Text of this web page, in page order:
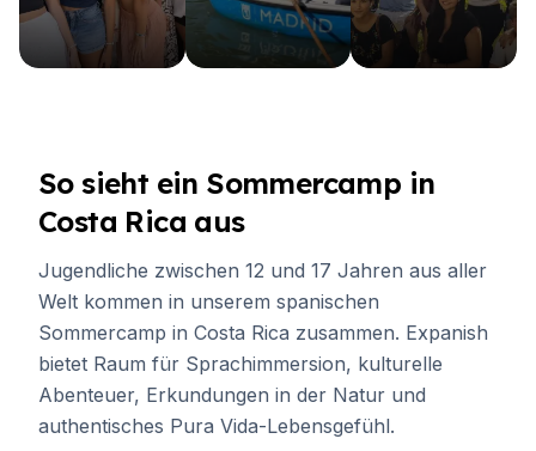
So sieht ein Sommercamp in
Costa Rica aus
Jugendliche zwischen 12 und 17 Jahren aus aller
Welt kommen in unserem spanischen
Sommercamp in Costa Rica zusammen. Expanish
bietet Raum für Sprachimmersion, kulturelle
Abenteuer, Erkundungen in der Natur und
authentisches Pura Vida-Lebensgefühl.